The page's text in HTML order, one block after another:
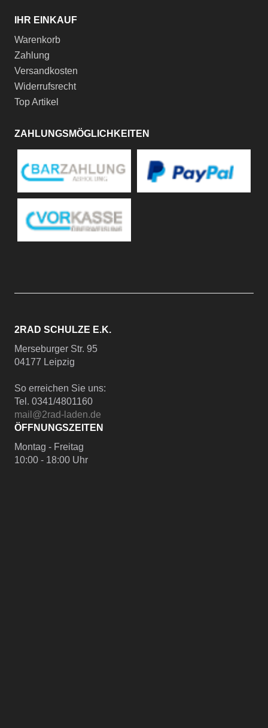
IHR EINKAUF
Warenkorb
Zahlung
Versandkosten
Widerrufsrecht
Top Artikel
ZAHLUNGSMÖGLICHKEITEN
2RAD SCHULZE E.K.
Merseburger Str. 95
04177 Leipzig
So erreichen Sie uns:
Tel. 0341/4801160
mail@2rad-laden.de
ÖFFNUNGSZEITEN
Montag - Freitag
10:00 - 18:00 Uhr